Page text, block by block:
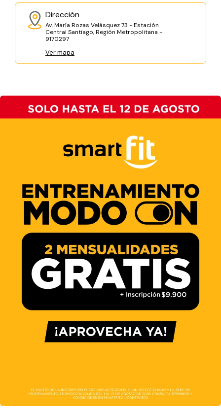
Dirección
Av. María Rozas Velásquez 73 - Estación
Central Santiago, Región Metropolitana -
9170297
Ver mapa